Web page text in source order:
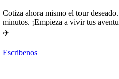
Cotiza ahora mismo el tour
minutos. ¡Empieza a vivir tus
✈️
Escribenos